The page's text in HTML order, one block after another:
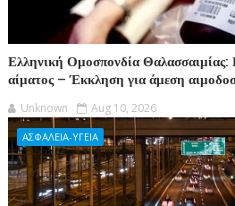
Ελληνική Ομοσπονδία Θαλασσαιμίας:
αίματος – Έκκληση για άμεση
Unknown Aug 10, 2026
ΑΣΦΑΛΕΙΑ-ΥΓΕΙΑ